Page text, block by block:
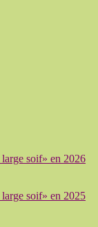
soif» en 2026
soif» en 2025